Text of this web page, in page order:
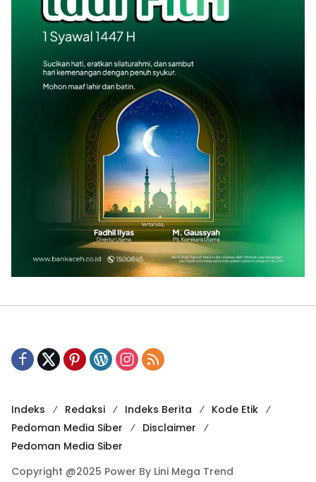
Indeks Redaksi Indeks Berita
Kode Etik
Pedoman Media Siber
Disclaimer
Pedoman Media Siber
Copyright @2025 Power By Lini Mega Trend